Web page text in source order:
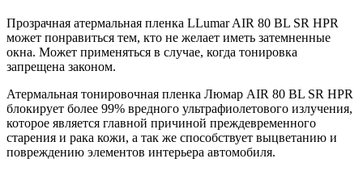
Прозрачная атермальная пленка LLumar AIR 80 BL SR HPR
может понравиться тем, кто не желает иметь затемненные
окна. Может применяться в случае, когда тонировка
запрещена законом.
Атермальная тонировочная пленка Люмар AIR 80 BL SR HPR
блокирует более 99% вредного ультрафиолетового излучения,
которое является главной причиной преждевременного
старения и рака кожи, а так же способствует выцветанию и
повреждению элементов интерьера автомобиля.